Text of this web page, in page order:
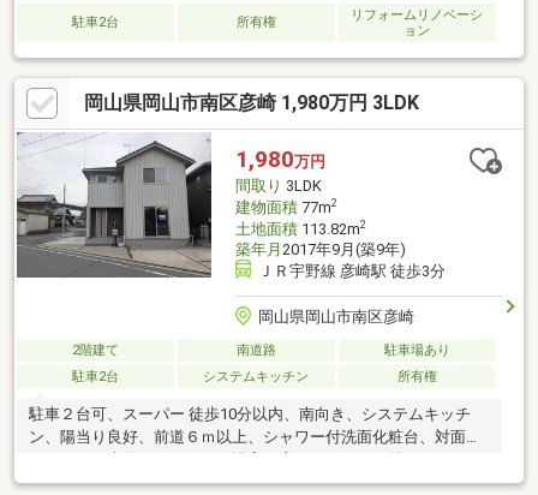
駐車2台 所有権
リフォームリノベーシ
ョン
岡山県岡山市南区彦崎 1,980万円 3LDK
1,980万円
間取り 3LDK
建物面積77m2
土地面積113.82m2
築年月 2017年9月(築9年)
ＪＲ宇野線 彦崎駅 徒歩3分
岡山県岡山市南区彦崎
2階建て 南道路
駐車場あり
駐車2台
システムキッチン 所有権
駐車２台可、スーパー 徒歩10分以内、南向き、システムキッチ
ン、陽当り良好、前道６ｍ以上、シャワー付洗面化粧台、対面式
ン、通風良好、平坦地※弊社HPも必ずご覧ください。 物件によ